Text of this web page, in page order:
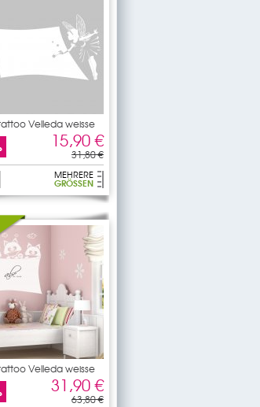
Velleda weisse
15,90 €
31,80 €
MEHRERE
GRÖSSEN
Velleda weisse
31,90 €
63,80 €